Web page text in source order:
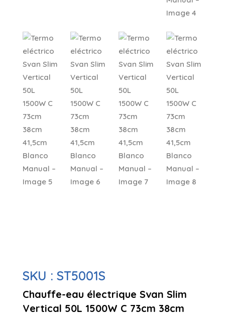
SKU : ST5001S
Chauffe-eau électrique Svan Slim
Vertical 50L 1500W C 73cm 38cm